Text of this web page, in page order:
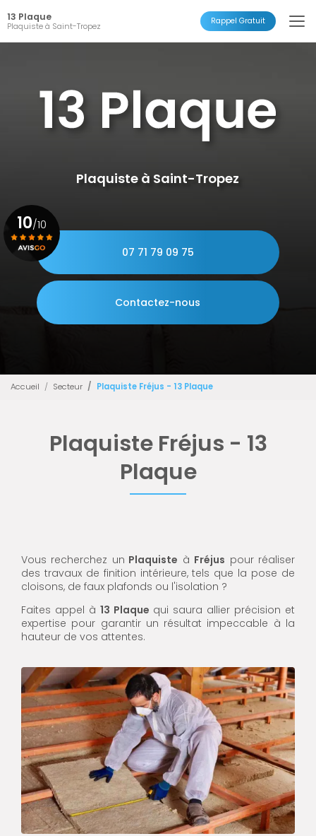
au
contenu
principal
13 Plaque
Plaquiste à Saint-Tropez Rappel Gratuit
Plaquiste à Saint-Tropez
07 71 79 09 75
Contactez-nous
10/10
Voir le certificat
Accueil Secteur Plaquiste Fréjus - 13 Plaque
Plaquiste Fréjus - 13
Plaque
Vous recherchez un Plaquiste à Fréjus pour réaliser
des travaux de finition intérieure, tels que la pose de
cloisons, de faux plafonds ou l'isolation ?
Faites appel à 13 Plaque qui saura allier précision et
expertise pour garantir un résultat impeccable à la
hauteur de vos attentes.